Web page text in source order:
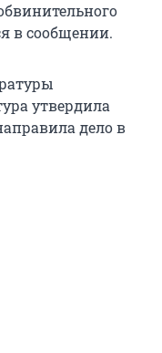
в сообщении.
утвердила
дело в